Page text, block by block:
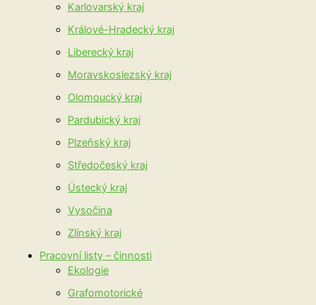
Karlovarský kraj
Králové-Hradecký kraj
Liberecký kraj
Moravskoslezský kraj
Olomoucký kraj
Pardubický kraj
Plzeňský kraj
Středočeský kraj
Ústecký kraj
Vysočina
Zlínský kraj
Pracovní listy – činnosti
Ekologie
Grafomotorické